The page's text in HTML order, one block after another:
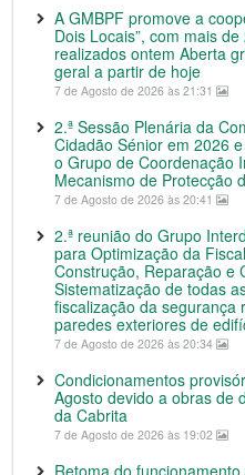
A GMBPF promove a
Dois Locais”, com mais
realizados ontem Aberta
geral a partir de hoje
7 de Agosto de 2026 às 21:31
2.ª Sessão Plenária da
Cidadão Sénior em 2026
o Grupo de Coordenação
Mecanismo de Protecção
7 de Agosto de 2026 às 20:41
2.ª reunião do Grupo
para Optimização da
Construção, Reparação e
Sistematização de todas
fiscalização da segurança
paredes exteriores de
7 de Agosto de 2026 às 20:34
Condicionamentos
Agosto devido a obras de
da Cabrita
7 de Agosto de 2026 às 19:02
Retoma do